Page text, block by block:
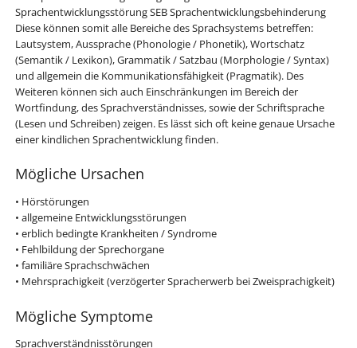
Sprachentwicklungsstörung SEB Sprachentwicklungsbehinderung
Diese können somit alle Bereiche des Sprachsystems betreffen:
Lautsystem, Aussprache (Phonologie / Phonetik), Wortschatz
(Semantik / Lexikon), Grammatik / Satzbau (Morphologie / Syntax)
und allgemein die Kommunikationsfähigkeit (Pragmatik). Des
Weiteren können sich auch Einschränkungen im Bereich der
Wortfindung, des Sprachverständnisses, sowie der Schriftsprache
(Lesen und Schreiben) zeigen. Es lässt sich oft keine genaue Ursache
einer kindlichen Sprachentwicklung finden.
Mögliche Ursachen
• Hörstörungen
• allgemeine Entwicklungsstörungen
• erblich bedingte Krankheiten / Syndrome
• Fehlbildung der Sprechorgane
• familiäre Sprachschwächen
• Mehrsprachigkeit (verzögerter Spracherwerb bei Zweisprachigkeit)
Mögliche Symptome
Sprachverständnisstörungen